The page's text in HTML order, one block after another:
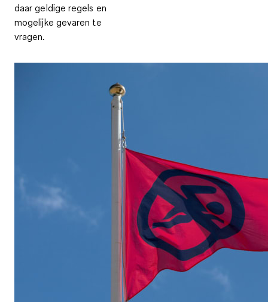
daar geldige regels en
mogelijke gevaren te
vragen.